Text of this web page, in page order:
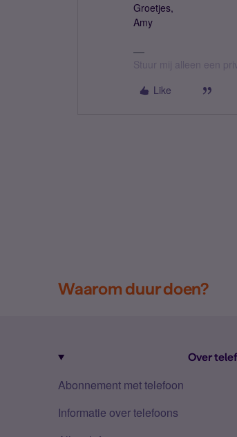
Groetjes,
Amy
Stuur mij alleen een
Like
Waarom duur doen?
Over
Abonnement met telefoon
Informatie over telefoons